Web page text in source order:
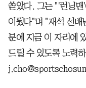
쏟았다. 그는 "'런닝
이뤘다"며 "재석 선배
분에 지금 이 자리에
드릴 수 있도록 노력